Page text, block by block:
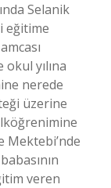
Selanik
eğitime
yılına
nerede
üzerine
ilköğrenimine
Mektebi’nde
veren